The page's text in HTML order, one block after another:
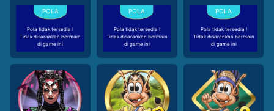
Pola tidak tersedia !
Tidak disarankan bermain
di game ini
Pola tidak tersedia !
Tidak disarankan bermain
di game ini
Pola tidak tersedia !
Tidak disarankan bermain
di game ini